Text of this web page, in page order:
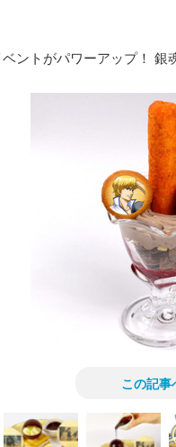
ベントがパワーアップ！
この記事